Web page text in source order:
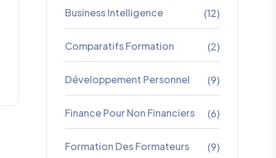
Business Intelligence (12)
Comparatifs Formation (2)
Développement Personnel (9)
Finance Pour Non Financiers (6)
Formation Des Formateurs (9)